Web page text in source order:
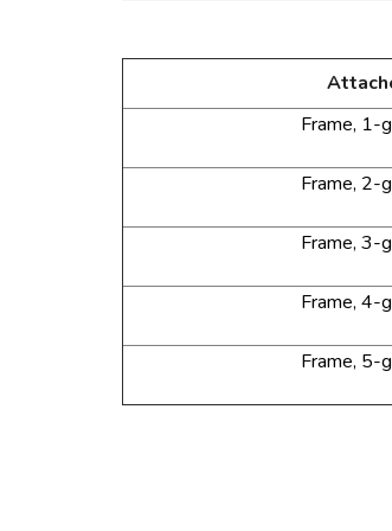
Frame, 1-
Frame, 2-
Frame, 3-
Frame, 4-
Frame, 5-